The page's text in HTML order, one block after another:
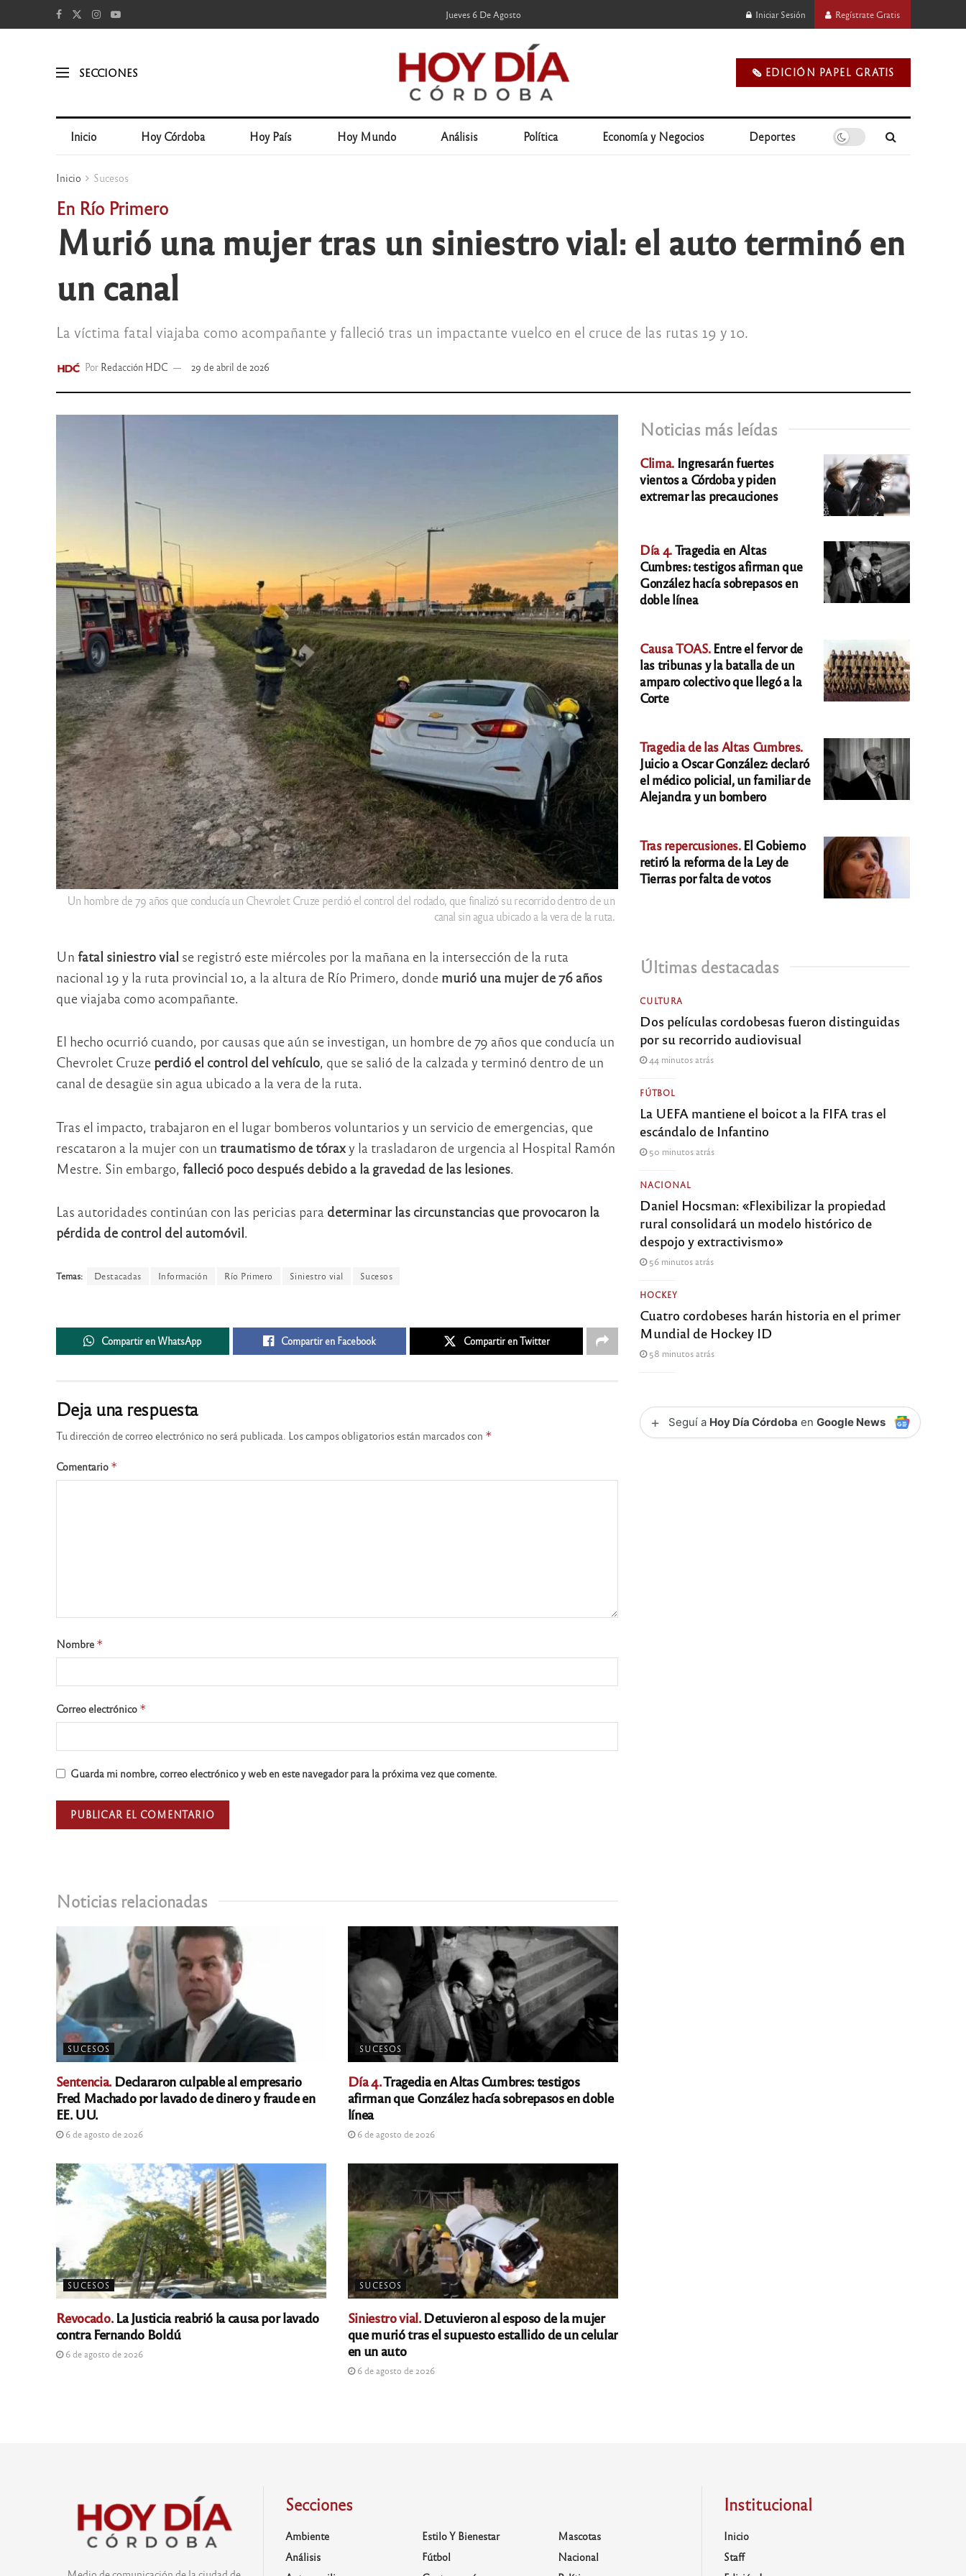
Jueves 6 De Agosto Iniciar Sesión Regístrate Gratis
SECCIONES 🗞️ EDICIÓN PAPEL GRATIS
Inicio Hoy Córdoba Hoy País Hoy Mundo Análisis Política Economía y Negocios Deportes
Inicio Sucesos
En Río Primero
Murió una mujer tras un siniestro vial: el auto terminó en
un canal
La víctima fatal viajaba como acompañante y falleció tras un impactante vuelco en el cruce de las rutas 19 y 10.
Por Redacción HDC 29 de abril de 2026
Un hombre de 79 años que conducía un Chevrolet Cruze perdió el control del rodado, que finalizó su recorrido dentro de un
canal sin agua ubicado a la vera de la ruta.
Un fatal siniestro vial se registró este miércoles por la mañana en la intersección de la ruta
nacional 19 y la ruta provincial 10, a la altura de Río Primero, donde murió una mujer de 76 años
que viajaba como acompañante.
El hecho ocurrió cuando, por causas que aún se investigan, un hombre de 79 años que conducía un
Chevrolet Cruze perdió el control del vehículo, que se salió de la calzada y terminó dentro de un
canal de desagüe sin agua ubicado a la vera de la ruta.
Tras el impacto, trabajaron en el lugar bomberos voluntarios y un servicio de emergencias, que
rescataron a la mujer con un traumatismo de tóraxy la trasladaron de urgencia al Hospital Ramón
Mestre. Sin embargo, falleció poco después debido a la gravedad de las lesiones.
Las autoridades continúan con las pericias para determinar las circunstancias que provocaron la
pérdida de control del automóvil.
Temas: Destacadas Información Río Primero Siniestro vial Sucesos
Compartir en WhatsApp Compartir en Facebook Compartir en Twitter
Noticias relacionadas
SUCESOS
Sentencia.Declararon culpable al empresario
Fred Machado por lavado de dinero y fraude en
EE. UU.
6 de agosto de 2026
SUCESOS
Día 4.Tragedia en Altas Cumbres: testigos
afirman que González hacía sobrepasos en doble
línea
6 de agosto de 2026
SUCESOS
Revocado.La Justicia reabrió la causa por lavado
contra Fernando Boldú
6 de agosto de 2026
SUCESOS
Siniestro vial.Detuvieron al esposo de la mujer
que murió tras el supuesto estallido de un celular
en un auto
6 de agosto de 2026
Deja una respuesta
Tu dirección de correo electrónico no será publicada. Los campos obligatorios están marcados con *
Comentario *
Nombre *
Correo electrónico *
Guarda mi nombre, correo electrónico y web en este navegador para la próxima vez que comente.
Noticias más leídas
Clima. Ingresarán fuertes
vientos a Córdoba y piden
extremar las precauciones
Día 4.Tragedia en Altas
Cumbres: testigos afirman que
González hacía sobrepasos en
doble línea
Causa TOAS.Entre el fervor de
las tribunas y la batalla de un
amparo colectivo que llegó a la
Corte
Tragedia de las Altas Cumbres.
Juicio a Oscar González: declaró
el médico policial, un familiar de
Alejandra y un bombero
Tras repercusiones.El Gobierno
retiró la reforma de la Ley de
Tierras por falta de votos
Últimas destacadas
CULTURA
Dos películas cordobesas fueron distinguidas
por su recorrido audiovisual
44 minutos atrás
FÚTBOL
La UEFA mantiene el boicot a la FIFA tras el
escándalo de Infantino
50 minutos atrás
NACIONAL
Daniel Hocsman: «Flexibilizar la propiedad
rural consolidará un modelo histórico de
despojo y extractivismo»
56 minutos atrás
HOCKEY
Cuatro cordobeses harán historia en el primer
Mundial de Hockey ID
58 minutos atrás
+ Seguí a Hoy Día Córdoba enGoogle News
Secciones
Ambiente
Análisis
Estilo Y Bienestar
Fútbol
Mascotas
Nacional
Institucional
Inicio
Staff